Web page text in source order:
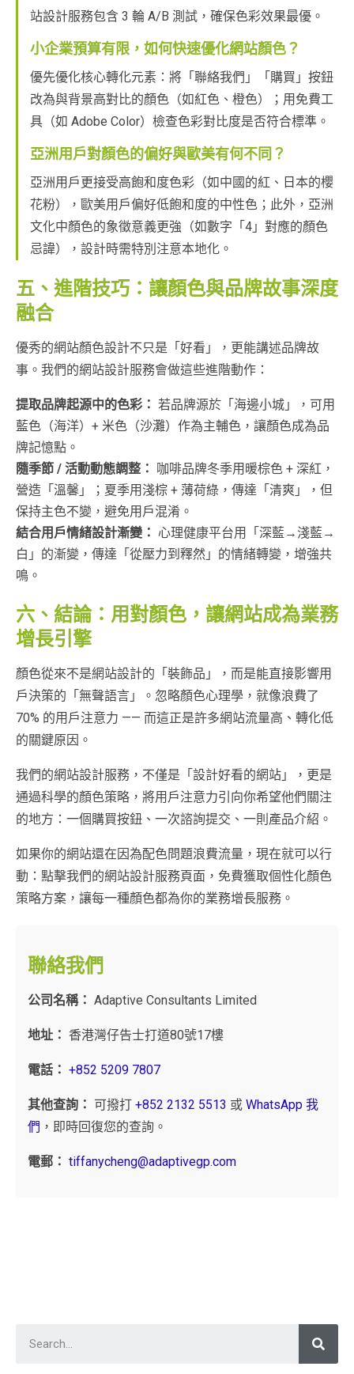
站設計服務包含 3 輪 A/B 測試，確保色彩效果最優。
小企業預算有限，如何快速優化網站顏色？
優先優化核心轉化元素：將「聯絡我們」「購買」按鈕
改為與背景高對比的顏色（如紅色、橙色）；用免費工
具（如 Adobe Color）檢查色彩對比度是否符合標準。
亞洲用戶對顏色的偏好與歐美有何不同？
亞洲用戶更接受高飽和度色彩（如中國的紅、日本的櫻
花粉），歐美用戶偏好低飽和度的中性色；此外，亞洲
文化中顏色的象徵意義更強（如數字「4」對應的顏色
忌諱），設計時需特別注意本地化。
五、進階技巧：讓顏色與品牌故事深度
融合
優秀的網站顏色設計不只是「好看」，更能講述品牌故
事。我們的網站設計服務會做這些進階動作：
提取品牌起源中的色彩： 若品牌源於「海邊小城」，可用
藍色（海洋）+ 米色（沙灘）作為主輔色，讓顏色成為品
牌記憶點。
隨季節 / 活動動態調整： 咖啡品牌冬季用暖棕色 + 深紅，
營造「溫馨」；夏季用淺棕 + 薄荷綠，傳達「清爽」，但
保持主色不變，避免用戶混淆。
結合用戶情緒設計漸變： 心理健康平台用「深藍→淺藍→
白」的漸變，傳達「從壓力到釋然」的情緒轉變，增強共
鳴。
六、結論：用對顏色，讓網站成為業務
增長引擎
顏色從來不是網站設計的「裝飾品」，而是能直接影響用
戶決策的「無聲語言」。忽略顏色心理學，就像浪費了
70% 的用戶注意力 —— 而這正是許多網站流量高、轉化低
的關鍵原因。
我們的網站設計服務，不僅是「設計好看的網站」，更是
通過科學的顏色策略，將用戶注意力引向你希望他們關注
的地方：一個購買按鈕、一次諮詢提交、一則產品介紹。
如果你的網站還在因為配色問題浪費流量，現在就可以行
動：點擊我們的網站設計服務頁面，免費獲取個性化顏色
策略方案，讓每一種顏色都為你的業務增長服務。
聯絡我們
公司名稱： Adaptive Consultants Limited
地址： 香港灣仔告士打道80號17樓
電話： +852 5209 7807
其他查詢： 可撥打 +852 2132 5513 或 WhatsApp 我
們 ，即時回復您的查詢。
電郵： tiffanycheng@adaptivegp.com